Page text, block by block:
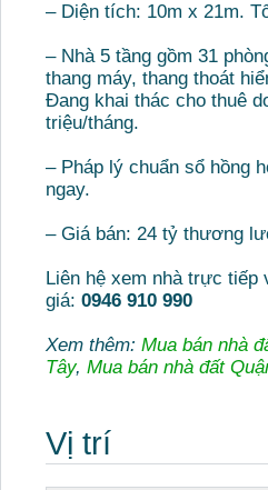
– Diện tích: 10m x 21m.
– Nhà 5 tầng gồm 31
thang máy, thang thoát
Đang khai thác cho thuê
triệu/tháng.
– Pháp lý chuẩn sổ hồng
ngay.
– Giá bán: 24 tỷ thương
Liên hệ xem nhà trực
giá: 0946 910 990
Xem thêm: Mua bán nhà
Tây, Mua bán nhà đất
Vị trí